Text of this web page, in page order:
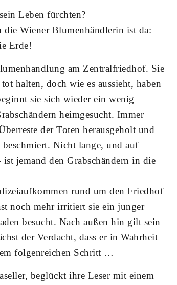
Leben fürchten?
Wiener Blumenhändlerin ist da:
Erde!
am Zentralfriedhof. Sie
halten, doch wie es aussieht, haben
sie sich wieder ein wenig
heimgesucht. Immer
der Toten herausgeholt und
Nicht lange, und auf
jemand den Grabschändern in die
rund um den Friedhof
noch mehr irritiert sie ein junger
besucht. Nach außen hin gilt sein
der Verdacht, dass er in Wahrheit
folgenreichen Schritt …
beglückt ihre Leser mit einem